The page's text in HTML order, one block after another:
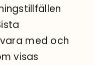
med och
visas